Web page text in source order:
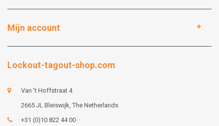
Mijn account
Lockout-tagout-shop.com
Van 't Hoffstraat 4
2665 JL Bleiswijk, The Netherlands
+31 (0)10 822 44 00